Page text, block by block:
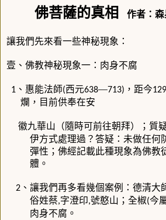
佛菩薩的真相 作者：
讓我們先來看一些神秘現象：
壹、佛教神秘現象一：肉身不腐
1 、惠能法師(西元638—713) ，距今
爛，目前供奉在安
徽九華山（隨時可前往朝拜）； 質
伊方式處理過？答疑 ： 未做任何
彈性；佛經記載此種現象為佛教
體。
2 、 讓我們再多看幾個案例：德清大
俗姓蔡,字澄印,號憨山；全椒(今
肉身不腐。